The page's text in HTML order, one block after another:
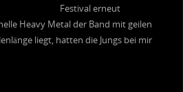
Festival erneut
Heavy Metal der Band mit geilen
liegt, hatten die Jungs bei mir